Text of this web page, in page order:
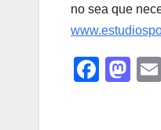
no sea que
F
M